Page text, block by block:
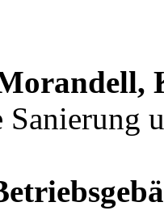
Sanierung